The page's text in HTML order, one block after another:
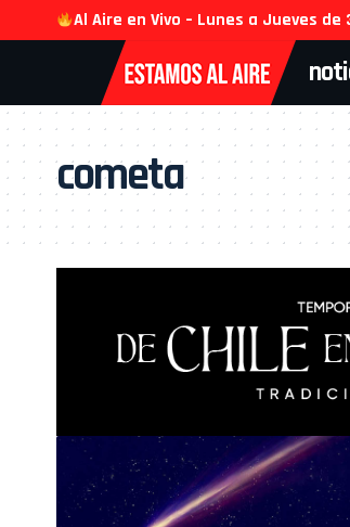
Al Aire en Vivo – Lunes a Jueves de
cometa